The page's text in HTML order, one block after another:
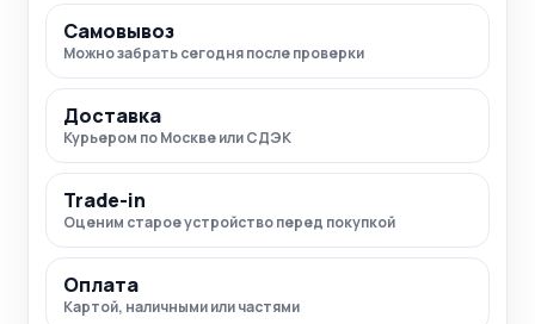
Самовывоз
Можно забрать сегодня после проверки
Доставка
Курьером по Москве или СДЭК
Trade-in
Оценим старое устройство перед покупкой
Оплата
Картой, наличными или частями